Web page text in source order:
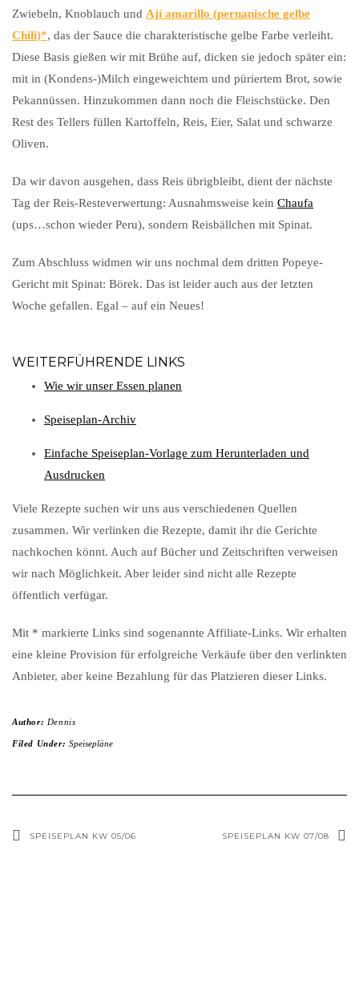
Zwiebeln, Knoblauch und Ají amarillo (peruanische gelbe
Chili) , das der Sauce die charakteristische gelbe Farbe verleiht.
Diese Basis gießen wir mit Brühe auf, dicken sie jedoch später ein:
mit in (Kondens-)Milch eingeweichtem und püriertem Brot, sowie
Pekannüssen. Hinzukommen dann noch die Fleischstücke. Den
Rest des Tellers füllen Kartoffeln, Reis, Eier, Salat und schwarze
Oliven.
Da wir davon ausgehen, dass Reis übrigbleibt, dient der nächste
Tag der Reis-Resteverwertung: Ausnahmsweise kein Chaufa
(ups…schon wieder Peru), sondern Reisbällchen mit Spinat.
Zum Abschluss widmen wir uns nochmal dem dritten Popeye-
Gericht mit Spinat: Börek. Das ist leider auch aus der letzten
Woche gefallen. Egal – auf ein Neues!
WEITERFÜHRENDE LINKS
Wie wir unser Essen planen
Speiseplan-Archiv
Einfache Speiseplan-Vorlage zum Herunterladen und
Ausdrucken
Viele Rezepte suchen wir uns aus verschiedenen Quellen
zusammen. Wir verlinken die Rezepte, damit ihr die Gerichte
nachkochen könnt. Auch auf Bücher und Zeitschriften verweisen
wir nach Möglichkeit. Aber leider sind nicht alle Rezepte
öffentlich verfügar.
Mit * markierte Links sind sogenannte Affiliate-Links. Wir erhalten
eine kleine Provision für erfolgreiche Verkäufe über den verlinkten
Anbieter, aber keine Bezahlung für das Platzieren dieser Links.
Author: Dennis
Filed Under: Speisepläne
SPEISEPLAN KW 05/06 SPEISEPLAN KW 07/08